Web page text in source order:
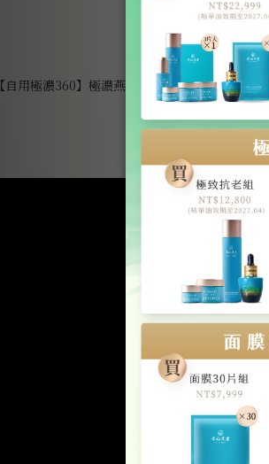
【自用極濃360】極濃燕窩・40ml・30罐入*12組
配送）